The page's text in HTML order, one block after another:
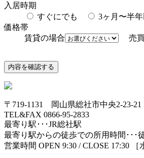
入居時期
すぐにでも
3ヶ月〜半
価格帯
賃貸の場合
売買
〒719-1131 岡山県総社市中央2-23-21
TEL&FAX 0866-95-2833
最寄り駅･･･JR総社駅
最寄り駅からの徒歩での所用時間･･･
営業時間 OPEN 9:30 / CLOSE 17:30 ［